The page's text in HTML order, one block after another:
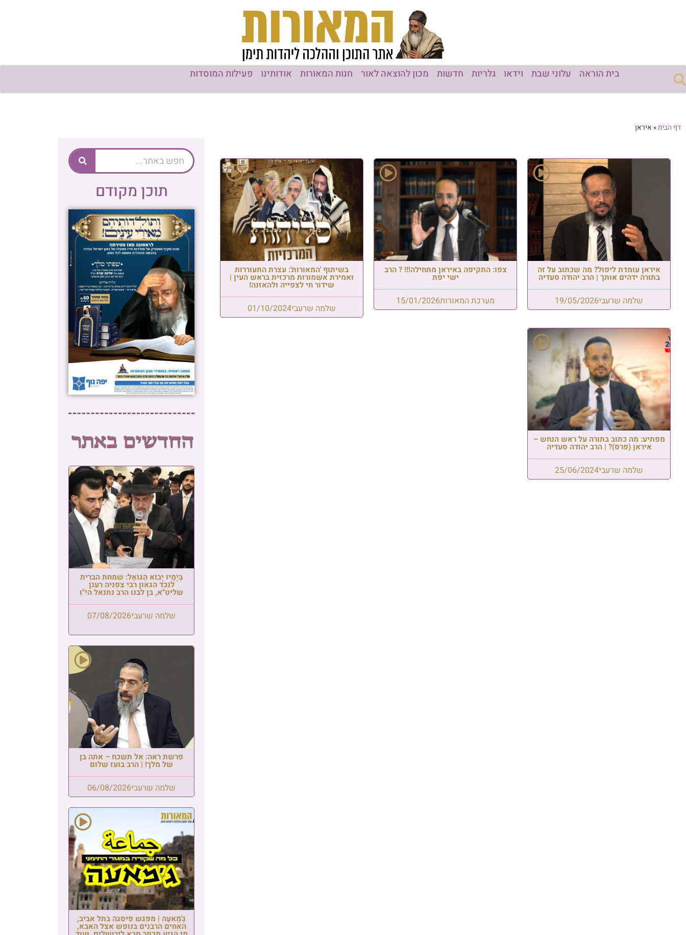
בית הוראה עלוני שבת וידאו גלריות חדשות מכון להוצאה לאור חנות המאורות אודותינו פעילות המוסדות
דף הבית» איראן
איראן עומדת ליפול? מה שכתוב על זה
בתורה ידהים אותך | הרב יהודה סעדיה
שלמה שרעבי19/05/2026
צפו: התקיפה באיראן מתחילה!!! ? הרב
ישי יפת
מערכת המאורות15/01/2026
בשיתוף 'המאורות': עצרת התעוררות
ואמירת אשמורות מרכזית בראש העין |
שידור חי לצפייה ולהאזנה!
שלמה שרעבי01/10/2024
מפתיע: מה כתוב בתורה על ראש הנחש –
איראן (פרס)? | הרב יהודה סעדיה
שלמה שרעבי25/06/2024
תוכן מקודם
בְּיָמָיו יָבוֹא הַגּוֹאֵל: שמחת הברית
לנכד הגאון רבי צפניה רענן
שליט"א, בן לבנו הרב נתנאל הי"ו
שלמה שרעבי07/08/2026
פרשת ראה: אל תשכח – אתה בן
של מלך! | הרב בועז שלום
שלמה שרעבי06/08/2026
גַ'מַאעַה | מפגש פיסגה בתל אביב,
האחים הרבנים בנופש אצל האבא,